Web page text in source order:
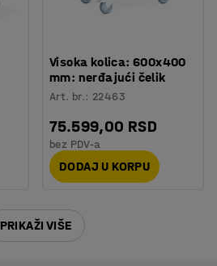
Visoka kolica: 600x400
mm: nerđajući čelik
Art. br.: 22463
75.599,00 RSD
bez PDV-a
DODAJ U KORPU
PRIKAŽI VIŠE